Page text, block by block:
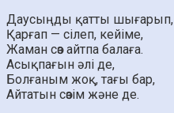
Даусыңды қатты шығарып,
Қарғап — сілеп, кейіме,
Жаман сөз айтпа балаға.
Асықпағын әлі де,
Болғаным жоқ, тағы бар,
Айтатын сөзім және де.